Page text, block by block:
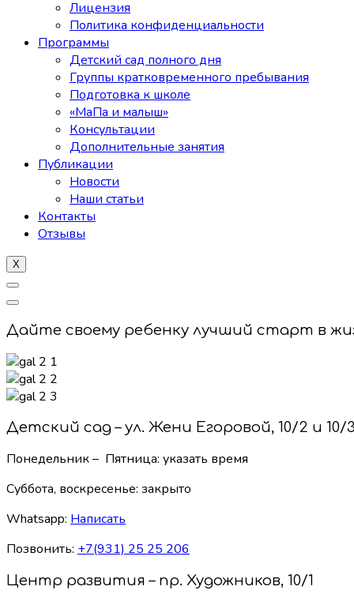
Лицензия
Политика конфиденциальности
Программы
Детский сад полного дня
Группы кратковременного пребывания
Подготовка к школе
«МаПа и малыш»
Консультации
Дополнительные занятия
Публикации
Новости
Наши статьи
Контакты
Отзывы
X
Дайте своему ребенку лучший старт в
Детский сад – ул. Жени Егоровой, 10/2 и 10/
Понедельник – Пятница: указать время
Суббота, воскресенье: закрыто
Whatsapp: Написать
Позвонить: +7(931) 25 25 206
Центр развития – пр. Художников, 10/1